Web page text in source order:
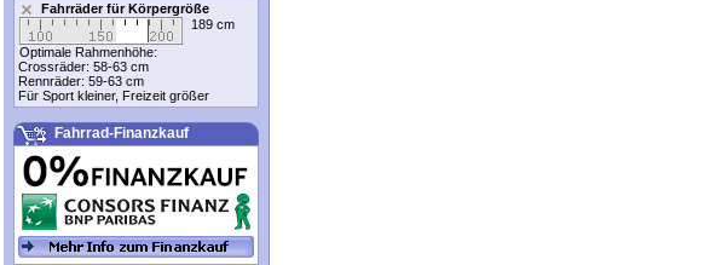
Fahrräder für Körpergröße
189 cm
Optimale Rahmenhöhe:
Crossräder: 58-63 cm
Rennräder: 59-63 cm
Für Sport kleiner, Freizeit größer
Fahrrad-Finanzkauf